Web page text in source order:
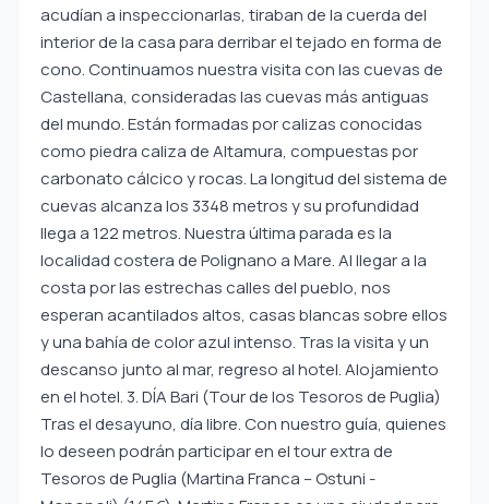
acudían a inspeccionarlas, tiraban de la cuerda del
interior de la casa para derribar el tejado en forma de
cono. Continuamos nuestra visita con las cuevas de
Castellana, consideradas las cuevas más antiguas
del mundo. Están formadas por calizas conocidas
como piedra caliza de Altamura, compuestas por
carbonato cálcico y rocas. La longitud del sistema de
cuevas alcanza los 3348 metros y su profundidad
llega a 122 metros. Nuestra última parada es la
localidad costera de Polignano a Mare. Al llegar a la
costa por las estrechas calles del pueblo, nos
esperan acantilados altos, casas blancas sobre ellos
y una bahía de color azul intenso. Tras la visita y un
descanso junto al mar, regreso al hotel. Alojamiento
en el hotel. 3. DÍA Bari (Tour de los Tesoros de Puglia)
Tras el desayuno, día libre. Con nuestro guía, quienes
lo deseen podrán participar en el tour extra de
Tesoros de Puglia (Martina Franca – Ostuni -